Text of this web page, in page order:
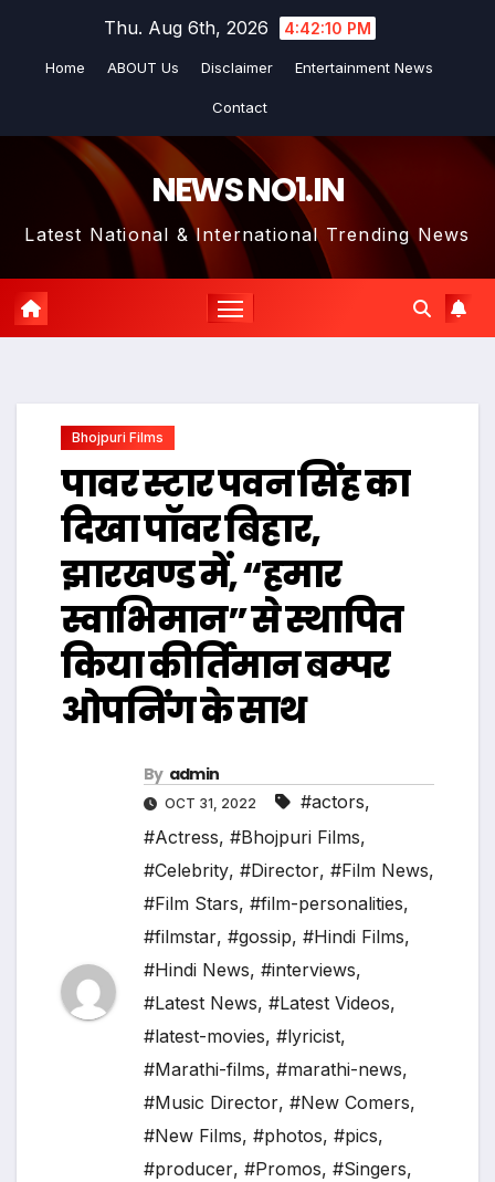
Thu. Aug 6th, 2026 4:42:11 PM
Home ABOUT Us Disclaimer Entertainment News
Contact
NEWS NO1.IN
Latest National & International Trending News
Bhojpuri Films
पावर स्टार पवन सिंह का
दिखा पॉवर बिहार,
झारखण्ड में, “हमार
स्वाभिमान” से स्थापित
किया कीर्तिमान बम्पर
ओपनिंग के साथ
By admin
OCT 31, 2022 #actors,
#Actress, #Bhojpuri Films,
#Celebrity, #Director, #Film News,
#Film Stars, #film-personalities,
#filmstar, #gossip, #Hindi Films,
#Hindi News, #interviews,
#Latest News, #Latest Videos,
#latest-movies, #lyricist,
#Marathi-films, #marathi-news,
#Music Director, #New Comers,
#New Films, #photos, #pics,
#producer, #Promos, #Singers,